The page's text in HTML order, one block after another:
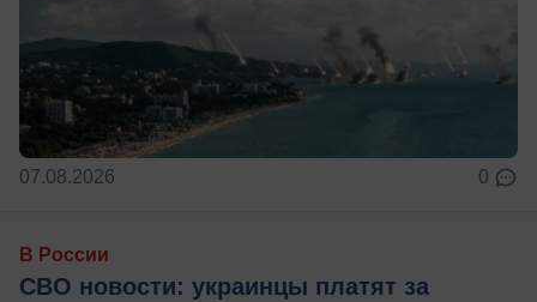
07.08.2026 0
В России
СВО новости: украинцы платят за